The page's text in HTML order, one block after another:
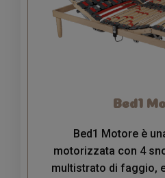
Bed1
Bed1 Motore è
motorizzata con 4
multistrato di faggio,